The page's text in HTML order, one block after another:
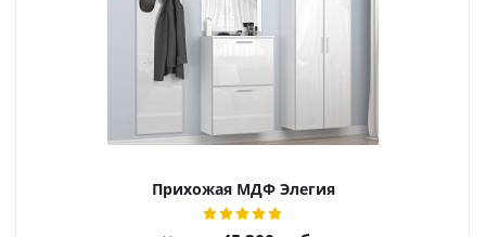
Прихожая МДФ Элегия